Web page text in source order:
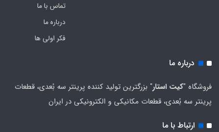
تماس با ما
درباره ما
فکر اولی ها
درباره ما
فروشگاه "کیت استار" بزرگترین تولید کننده پرینتر سه بُعدی، قطعات
پرینتر سه بُعدی، قطعات مکانیکی و الکترونیکی در ایران
ارتباط با ما